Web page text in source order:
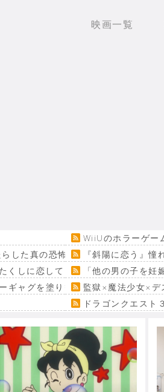
映画一覧
WiiUのホラーゲー
らした真の恐怖…
『斜陽に恋う』
くしに恋してください！』「他の男の子を
ギャグを塗り替える監獄×魔法少女×デ
ドラゴンクエスト